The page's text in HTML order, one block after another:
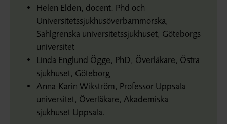
Helen Elden, docent. Phd och
Universitetssjukhusöverbarnmorska,
Sahlgrenska universitetssjukhuset, Göteborgs
universitet
Linda Englund Ögge, PhD, Överläkare, Östra
sjukhuset, Göteborg
Anna-Karin Wikström, Professor Uppsala
universitet, Överläkare, Akademiska
sjukhuset Uppsala.